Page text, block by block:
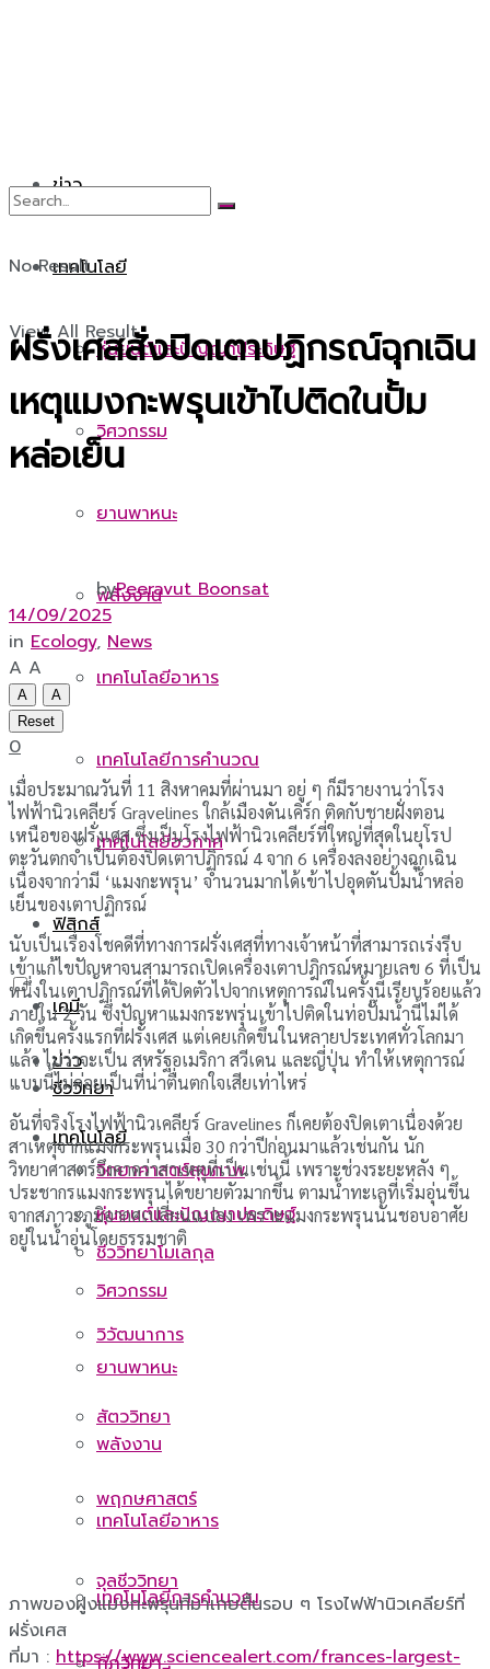
ข่าว
เทคโนโลยี
หุ่นยนต์และปัญญาประดิษฐ์
วิศวกรรม
ยานพาหนะ
พลังงาน
เทคโนโลยีอาหาร
เทคโนโลยีการคำนวณ
เทคโนโลยีอวกาศ
ฟิสิกส์
เคมี
ชีววิทยา
วิทยาศาสตร์สุขภาพ
ชีววิทยาโมเลกุล
วิวัฒนาการ
สัตววิทยา
พฤกษศาสตร์
จุลชีววิทยา
กีฏวิทยา
ข่าว
เทคโนโลยี
หุ่นยนต์และปัญญาประดิษฐ์
วิศวกรรม
ยานพาหนะ
พลังงาน
เทคโนโลยีอาหาร
เทคโนโลยีการคำนวณ
No Result
View All Result
ฝรั่งเศสสั่งปิดเตาปฏิกรณ์ฉุกเฉิน
เหตุแมงกะพรุนเข้าไปติดในปั้ม
หล่อเย็น
byPeeravut Boonsat
14/09/2025
in Ecology, News
A A
A
A
Reset
0
เมื่อประมาณวันที่ 11 สิงหาคมที่ผ่านมา อยู่ ๆ ก็มีรายงานว่าโรง
ไฟฟ้านิวเคลียร์ Gravelines ใกล้เมืองดันเคิร์ก ติดกับชายฝั่งตอน
เหนือของฝรั่งเศส ซึ่งเป็นโรงไฟฟ้านิวเคลียร์ที่ใหญ่ที่สุดในยุโรป
ตะวันตกจำเป็นต้องปิดเตาปฏิกรณ์ 4 จาก 6 เครื่องลงอย่างฉุกเฉิน
เนื่องจากว่ามี ‘แมงกะพรุน’ จำนวนมากได้เข้าไปอุดตันปั้มน้ำหล่อ
เย็นของเตาปฏิกรณ์
นับเป็นเรื่องโชคดีที่ทางการฝรั่งเศสที่ทางเจ้าหน้าที่สามารถเร่งรีบ
เข้าแก้ไขปัญหาจนสามารถเปิดเครื่องเตาปฎิกรณ์หมายเลข 6 ที่เป็น
หนึ่งในเตาปฏิกรณ์ที่ได้ปิดตัวไปจากเหตุการณ์ในครั้งนี้เรียบร้อยแล้ว
ภายใน 2 วัน ซึ่งปัญหาแมงกระพรุ่นเข้าไปติดในท่อปั๊มน้ำนี้ไม่ได้
เกิดขึ้นครั้งแรกที่ฝรั่งเศส แต่เคยเกิดขึ้นในหลายประเทศทั่วโลกมา
แล้ว ไม่ว่าจะเป็น สหรัฐอเมริกา สวีเดน และญี่ปุ่น ทำให้เหตุการณ์
แบบนี้ไม่ค่อยเป็นที่น่าตื่นตกใจเสียเท่าไหร่
อันที่จริงโรงไฟฟ้านิวเคลียร์ Gravelines ก็เคยต้องปิดเตาเนื่องด้วย
สาเหตุจากแมงกระพรุนเมื่อ 30 กว่าปีก่อนมาแล้วเช่นกัน นัก
วิทยาศาสตร์จึงคาดว่าสาเหตุที่เป็นเช่นนี้ เพราะช่วงระยะหลัง ๆ
ประชากรแมงกระพรุนได้ขยายตัวมากขึ้น ตามน้ำทะเลที่เริ่มอุ่นขึ้น
จากสภาวะภูมิอากศเปลี่ยนแปลง เพราะแมงกระพรุนนั้นชอบอาศัย
อยู่ในน้ำอุ่นโดยธรรมชาติ
ภาพของฝูงแมงกะพรุนที่มาเกยตื้นรอบ ๆ โรงไฟฟ้านิวเคลียร์ที่
ฝรั่งเศส
ที่มา : https://www.sciencealert.com/frances-largest-